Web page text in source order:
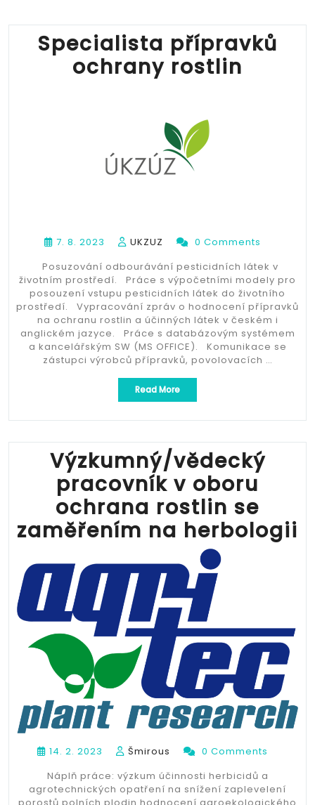
Specialista přípravků
ochrany rostlin
7. 8. 2023 UKZUZ
0 Comments
Posuzování odbourávání pesticidních látek v
životním prostředí. Práce s výpočetními modely pro
posouzení vstupu pesticidních látek do životního
prostředí. Vypracování zpráv o hodnocení přípravků
na ochranu rostlin a účinných látek v českém i
anglickém jazyce. Práce s databázovým systémem
a kancelářským SW (MS OFFICE). Komunikace se
zástupci výrobců přípravků, povolovacích …
Read More„Specialista
přípravků
Výzkumný/vědecký
pracovník v oboru
ochrana rostlin se
zaměřením na herbologii
14. 2. 2023 Šmirous
0 Comments
Náplň práce: výzkum účinnosti herbicidů a
agrotechnických opatření na snížení zaplevelení